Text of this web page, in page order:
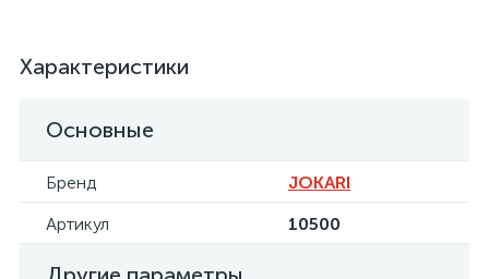
Характеристики
Основные
Бренд
JOKARI
Артикул
10500